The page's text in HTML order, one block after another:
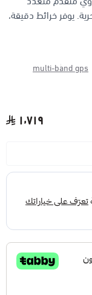
يوفر خرائط دقيقة،
multi-band gps
١٬٧١٩